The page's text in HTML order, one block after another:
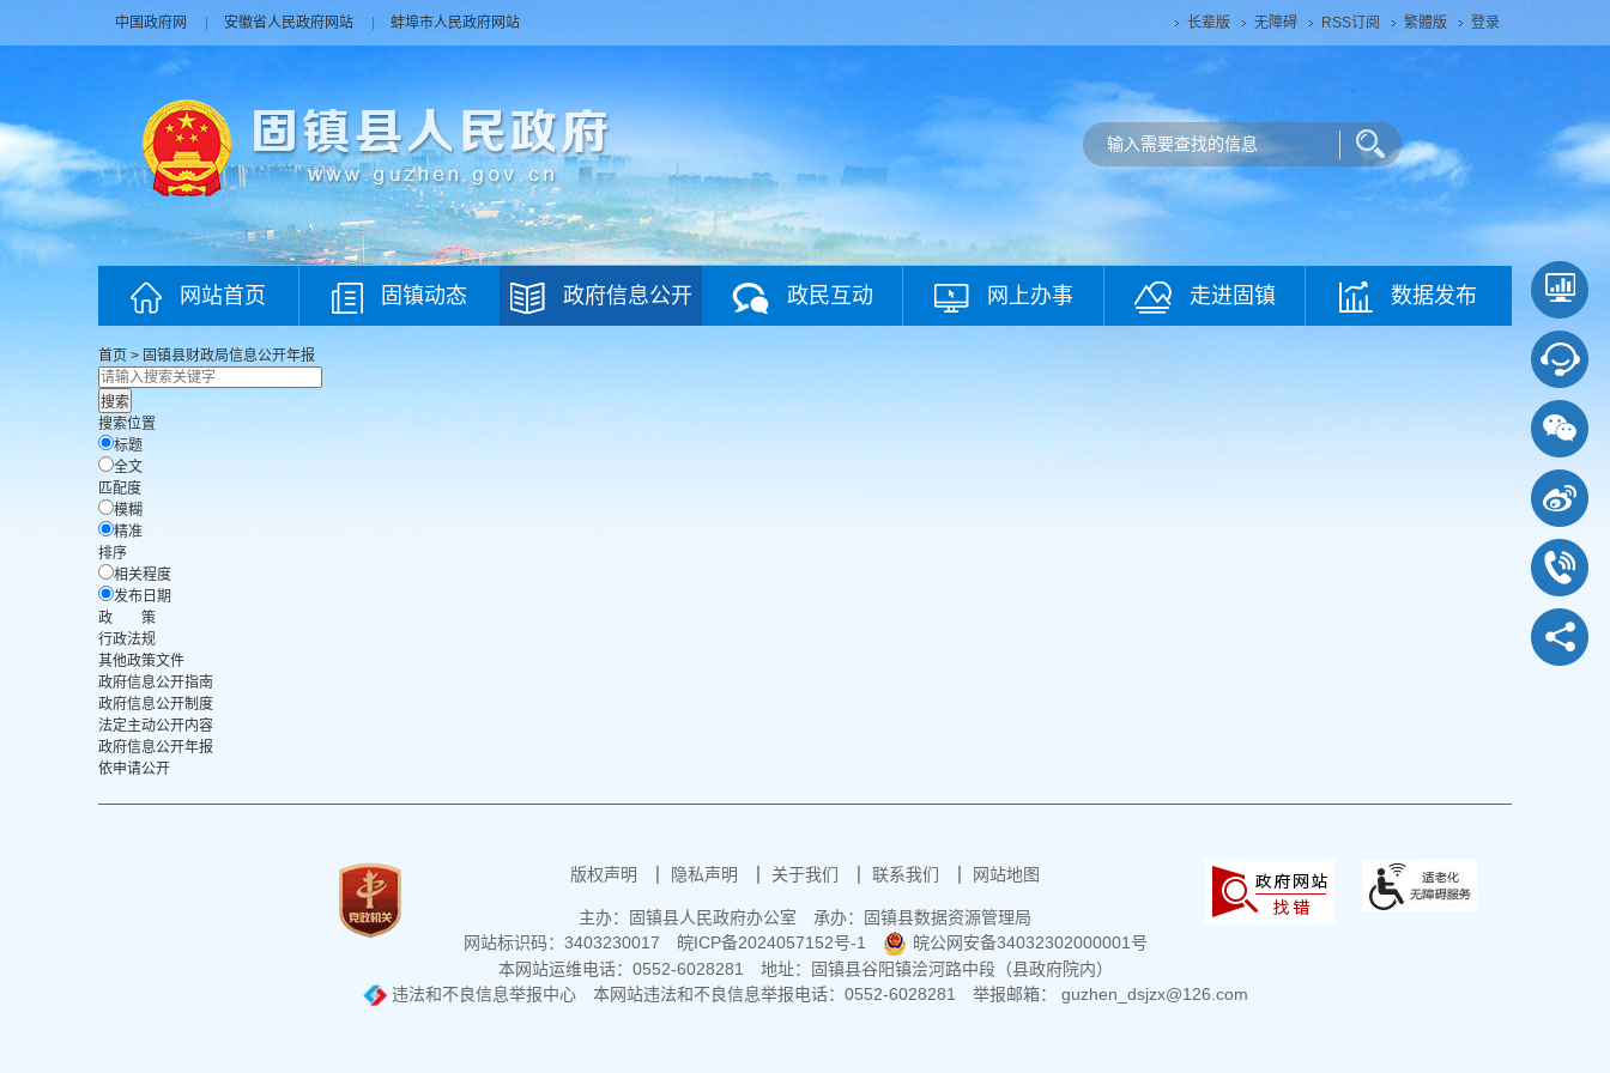
中国政府网 安徽省人民政府网站 蚌埠市人民政府网站 长辈版 无障碍 RSS订阅 繁體版 登录
网站首页 固镇动态 政府信息公开 政民互动 网上办事 走进固镇 数据发布
首页 > 固镇县财政局信息公开年报
搜索位置
标题
全文
匹配度
模糊
精准
排序
相关程度
发布日期
政 策
行政法规
其他政策文件
政府信息公开指南
政府信息公开制度
法定主动公开内容
政府信息公开年报
依申请公开
版权声明 隐私声明 关于我们 联系我们 网站地图
主办：固镇县人民政府办公室
承办：固镇县数据资源管理局
网站标识码：3403230017
皖ICP备2024057152号-1
皖公网安备34032302000001号
本网站运维电话：0552-6028281
地址：固镇县谷阳镇浍河路中段（县政府院内）
违法和不良信息举报中心
本网站违法和不良信息举报电话：0552-6028281 举报邮箱： guzhen_dsjzx@126.com